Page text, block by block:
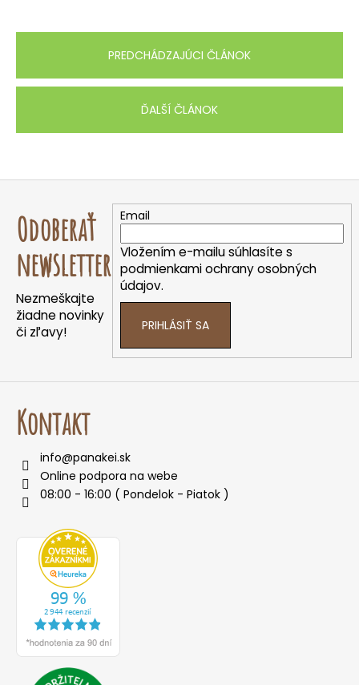
PREDCHÁDZAJÚCI ČLÁNOK
ĎALŠÍ ČLÁNOK
Odoberať
newsletter
Nezmeškajte
žiadne novinky
či zľavy!
Email
Vložením e-mailu súhlasíte s
podmienkami ochrany osobných
údajov.
PRIHLÁSIŤ SA
Kontakt
info@panakei.sk
Online podpora na webe
08:00 - 16:00 ( Pondelok - Piatok )